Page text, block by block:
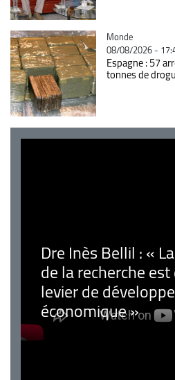
Catégorie
Monde
08/08/2026 -
Espagne : 57
tonnes de
Dre Inès Bellil : «
de la recherche
levier de
économique »